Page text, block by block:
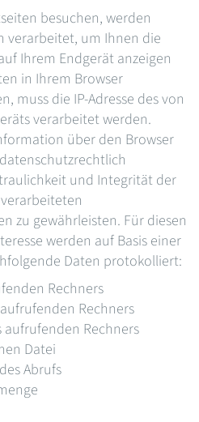
besuchen, werden
verarbeitet, um Ihnen die
Ihrem Endgerät anzeigen
in Ihrem Browser
muss die IP-Adresse des von
verarbeitet werden.
über den Browser
und Integrität der
zu gewährleisten. Für diesen
werden auf Basis einer
Daten protokolliert:
Rechners
Rechners
aufrufenden Rechners
Datei
Abrufs